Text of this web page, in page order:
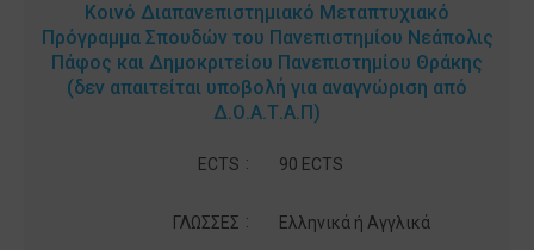
Κοινό Διαπανεπιστημιακό Μεταπτυχιακό
Πρόγραμμα Σπουδών του Πανεπιστημίου Νεάπολις
Πάφος και Δημοκριτείου Πανεπιστημίου Θράκης
(δεν απαιτείται υποβολή για αναγνώριση από
Δ.Ο.Α.Τ.Α.Π)
ECTS : 90 ECTS
ΓΛΩΣΣΕΣ : Ελληνικά ή Αγγλικά